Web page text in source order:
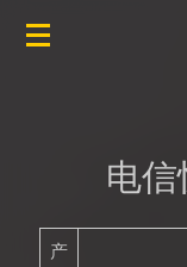
电
产